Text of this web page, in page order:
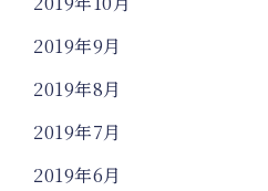
2019年9月
2019年8月
2019年7月
2019年6月